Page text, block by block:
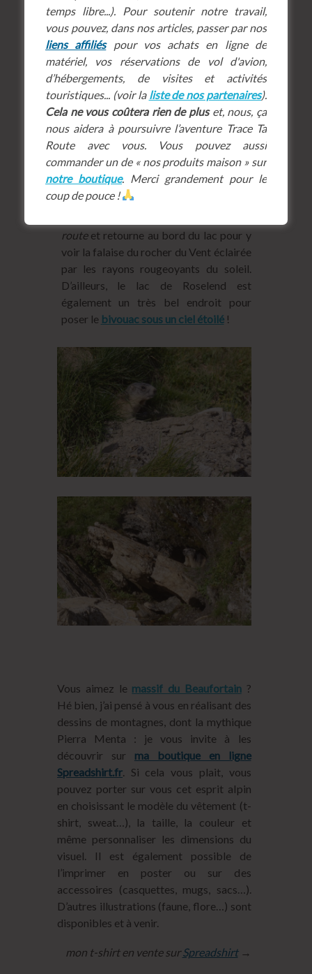
La descente va être plus longue qu’à la
normale puisqu’elle va se transformer en
chasse (photographique !) aux
marmottes
. Ce flan de montagne en est
truffé et je m’amuse à les pister. Bon,
elles ont indéniablement un avantage
sur moi : leurs galeries ! Mais je m’éclate
! Me métamorphosant petit à petit en
chacal, j’arrive à les approcher de plus en
plus, dont la dernière, acculée dans le
trou d’une source. Le temps juste de
quelques photos, de me régaler les yeux
routeet retourne au bord du lac pour y
voir la falaise du rocher du Vent éclairée
par les rayons rougeoyants du soleil.
D’ailleurs, le lac de Roselend est
également un très bel endroit pour
poser le bivouac sous un ciel étoilé!
Vous aimez le massif du Beaufortain?
Hé bien, j’ai pensé à vous en réalisant des
dessins de montagnes, dont la mythique
Pierra Menta : je vous invite à les
découvrir sur ma boutique en ligne
Spreadshirt.fr. Si cela vous plait, vous
pouvez porter sur vous cet esprit alpin
en choisissant le modèle du vêtement (t-
shirt, sweat…), la taille, la couleur et
même personnaliser les dimensions du
visuel. Il est également possible de
l’imprimer en poster ou sur des
accessoires (casquettes, mugs, sacs…).
D’autres illustrations (faune, flore…) sont
disponibles et à venir.
mon t-shirt en vente surSpreadshirt→
temps libre...). Pour soutenir notre travail,
vous pouvez, dans nos articles, passer par nos
liens affiliéspour vos achats en ligne de
matériel, vos réservations de vol d'avion,
d’hébergements, de visites et activités
touristiques... (voir la liste de nos partenaires).
Cela ne vous coûtera rien de pluset, nous, ça
nous aidera à poursuivre l’aventure Trace Ta
Route avec vous. Vous pouvez aussi
commander un de « nos produits maison » sur
notre boutique. Merci grandement pour le
coup de pouce !